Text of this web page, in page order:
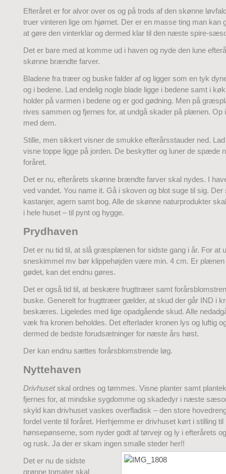
Efteråret er for alvor over os og på trods af den skønne
truer vinteren lige om hjørnet. Der er en masse ting man kan
at gøre den vinterklar og dermed klar til den næste spire-
Det er bare med at komme ud i haven og nyde den lune
skønne brændte farver.
Bladene fra træer og buske falder af og ligger som en tyk
og i bedene. Lad endelig nogle blade ligge i bedene samt i
holder på varmen i bedene og er god gødning. Men på
rives sammen og fjernes for, at undgå skader på plænen. Op
med dem.
Stille, men sikkert visner de smukke efterårsstauder ned.
visne toppe ligge på jorden. De beskytter og luner de spæde
foråret.
Det er nu, efterårets skønne brændte farver skal nydes. I
ved vandet. You name it. Gå i skoven og blot suge til sig.
kastanjer, agern samt bog. Alle de skønne naturprodukter
i hele huset – til pynt og hygge.
Prydhaven
Det er nu tid til, at slå græsplænen for sidste gang i år. For at
sneskimmel mv bør klippehøjden være min. 4 cm. Er plænen
gødet, kan det endnu gøres.
Det er også tid til, at beskære frugttræer samt
buske. Generelt for frugttræer gælder, at skud der går IND i
beskæres. Ligeledes med lige opadgående skud. Alle
væk fra kronen beholdes. Det efterlader kronen lys og luftig
dermed de bedste forudsætninger for næste års høst.
Der kan endnu sættes forårsblomstrende løg.
Nyttehaven
Drivhusetskal ordnes og tømmes. Visne planter samt
fjernes for, at mindske sygdomme og skadedyr i næste
skyld kan drivhuset vaskes overfladisk – den store
fordel vente til foråret. Herhjemme er drivhuset kørt i stilling til
hønsepønserne, som nyder godt af tørvejr og ly i efterårets
og rusk. Ja der er skam ingen smalle steder her!!
Det er nu de sidste
grønne tomater skal